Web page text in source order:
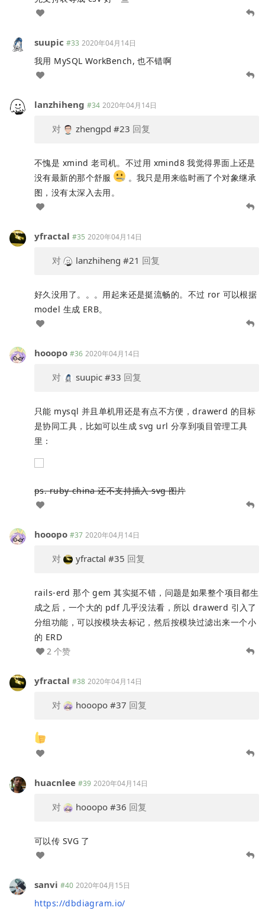
suupic #33 2020年04月14日
我用 MySQL WorkBench, 也不错啊
lanzhiheng #34 2020年04月14日
对 zhengpd #23 回复
不愧是 xmind 老司机。不过用 xmind8 我觉得界面上还是
没有最新的那个舒服
。我只是用来临时画了个对象继承
图，没有太深入去用。
yfractal #35 2020年04月14日
对 lanzhiheng #21 回复
好久没用了。。。用起来还是挺流畅的。不过 ror 可以根据
model 生成 ERB。
hooopo #36 2020年04月14日
对 suupic #33 回复
只能 mysql 并且单机用还是有点不方便，drawerd 的目标
是协同工具，比如可以生成 svg url 分享到项目管理工具
里：
ps. ruby-china 还不支持插入 svg 图片
hooopo #37 2020年04月14日
对 yfractal #35 回复
rails-erd 那个 gem 其实挺不错，问题是如果整个项目都生
成之后，一个大的 pdf 几乎没法看，所以 drawerd 引入了
分组功能，可以按模块去标记，然后按模块过滤出来一个小
的 ERD
2 个赞
yfractal #38 2020年04月14日
对 hooopo #37 回复
huacnlee #39 2020年04月14日
对 hooopo #36 回复
可以传 SVG 了
sanvi #40 2020年04月15日
https://dbdiagram.io/